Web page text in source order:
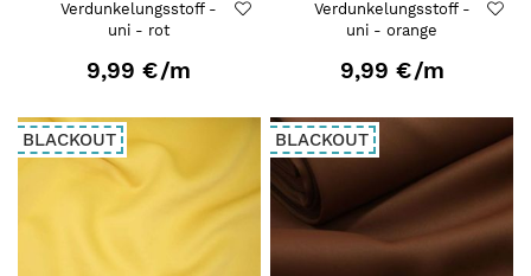
Verdunkelungsstoff -
uni - rot
9,99 €/m
Verdunkelungsstoff -
uni - orange
9,99 €/m
BLACKOUT BLACKOUT